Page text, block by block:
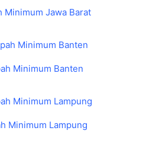
Minimum Jawa Barat
Minimum Banten
Minimum Lampung